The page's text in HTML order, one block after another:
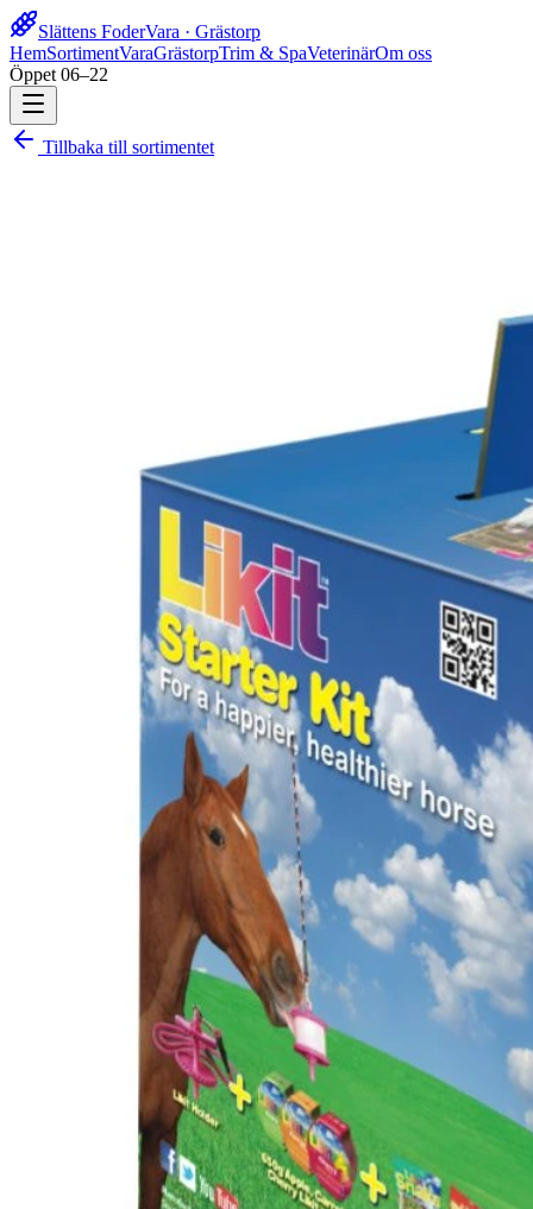
Slättens FoderVara · Grästorp
HemSortimentVaraGrästorpTrim & SpaVeterinärOm oss
Öppet 06–22
Tillbaka till sortimentet